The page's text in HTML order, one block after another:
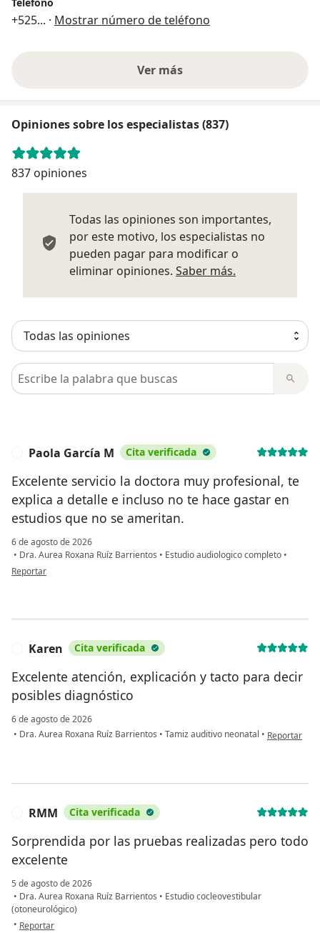
+525... · Mostrar número de teléfono
Ver más
Opiniones sobre los especialistas (837)
837 opiniones
Todas las opiniones son importantes,
por este motivo, los especialistas no
pueden pagar para modificar o
eliminar opiniones. Saber más.
Busca en opiniones
Paola García M Cita verificada
Excelente servicio la doctora muy profesional, te
explica a detalle e incluso no te hace gastar en
estudios que no se ameritan.
6 de agosto de 2026
• Dra. Aurea Roxana Ruíz Barrientos • Estudio audiologico completo •
en opinión del usuario Paola García M
Reportar
Karen Cita verificada
Excelente atención, explicación y tacto para decir
posibles diagnóstico
6 de agosto de 2026
• Dra. Aurea Roxana Ruíz Barrientos • Tamiz auditivo neonatal • en opinión
Reportar
RMM Cita verificada
Sorprendida por las pruebas realizadas pero todo
excelente
5 de agosto de 2026
• Dra. Aurea Roxana Ruíz Barrientos • Estudio cocleovestibular
(otoneurológico)
• en opinión del usuario RMM
Reportar